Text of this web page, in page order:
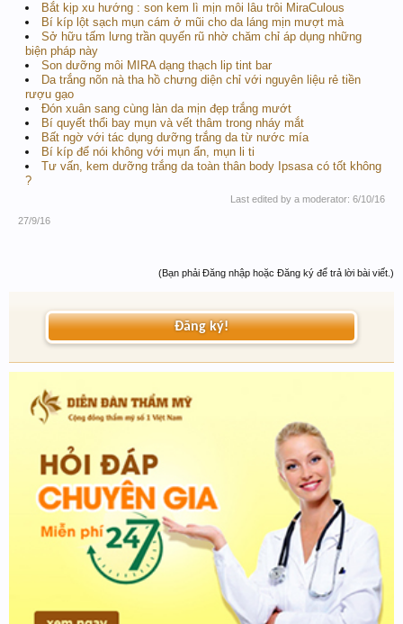
Bắt kịp xu hướng : son kem lì mịn môi lâu trôi MiraCulous
Bí kíp lột sạch mụn cám ở mũi cho da láng mịn mượt mà
Sở hữu tấm lưng trần quyến rũ nhờ chăm chỉ áp dụng những
biện pháp này
Son dưỡng môi MIRA dạng thạch lip tint bar
Da trắng nõn nà tha hồ chưng diện chỉ với nguyên liệu rẻ tiền
rượu gạo
Đón xuân sang cùng làn da mịn đẹp trắng mướt
Bí quyết thổi bay mụn và vết thâm trong nháy mắt
Bất ngờ với tác dụng dưỡng trắng da từ nước mía
Bí kíp để nói không với mụn ẩn, mụn li ti
Tư vấn, kem dưỡng trắng da toàn thân body Ipsasa có tốt không
?
Last edited by a moderator: 6/10/16
27/9/16
(Bạn phải Đăng nhập hoặc Đăng ký để trả lời bài viết.)
Đăng ký!